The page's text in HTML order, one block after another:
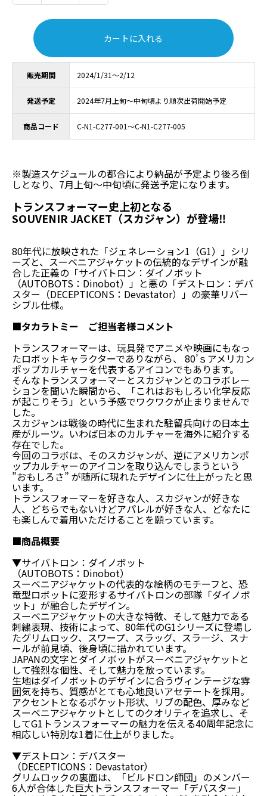
販売期間 2024/1/31～2/12
発送予定 2024年7月上旬～中旬頃より順次出荷開始予定
商品コード C-N1-C277-001～C-N1-C277-005
カートに入れる
※製造スケジュールの都合により納品が予定より後ろ倒
しとなり、7月上旬～中旬頃に発送予定になります。
トランスフォーマー史上初となる
SOUVENIR JACKET（スカジャン）が登場‼
80年代に放映された「ジェネレーション1（G1）」シリ
ーズと、スーベニアジャケットの伝統的なデザインが融
合した正義の「サイバトロン：ダイノボット
（AUTOBOTS：Dinobot）」と悪の「デストロン：デバ
スター（DECEPTICONS：Devastator）」の豪華リバー
シブル仕様。
■タカラトミー ご担当者様コメント
トランスフォーマーは、玩具発でアニメや映画にもなっ
たロボットキャラクターでありながら、 80’ｓアメリカン
ポップカルチャーを代表するアイコンでもあります。
そんなトランスフォーマーとスカジャンとのコラボレー
ションを聞いた瞬間から、「これはおもしろい化学反応
が起こりそう」という予感でワクワクが止まりませんで
した。
スカジャンは戦後の時代に生まれた駐留兵向けの日本土
産がルーツ。いわば日本のカルチャーを海外に紹介する
存在でした。
今回のコラボは、そのスカジャンが、逆にアメリカンポ
ップカルチャーのアイコンを取り込んでしまうという
”おもしろさ” が随所に現れたデザインに仕上がったと思
います。
トランスフォーマーを好きな人、スカジャンが好きな
人、どちらでもないけどアパレルが好きな人、どなたに
も楽しんで着用いただけることを願っています。
■商品概要
▼サイバトロン：ダイノボット
（AUTOBOTS：Dinobot）
スーベニアジャケットの代表的な絵柄のモチーフと、恐
竜型ロボットに変形するサイバトロンの部隊「ダイノボ
ット」が融合したデザイン。
スーベニアジャケットの大きな特徴、そして魅力である
刺繍表現、技術によって、80年代のG1シリーズに登場し
たグリムロック、スワープ、スラッグ、スラ―ジ、スナ
ールが前見頃、後身頃に描かれています。
JAPANの文字とダイノボットがスーベニアジャケットと
して強烈な個性、そして魅力を放っています。
生地はダイノボットのデザインに合うヴィンテージな雰
囲気を持ち、質感がとても心地良いアセテートを採用。
アクセントとなるポケット形状、リブの配色、厚みなど
スーベニアジャケットとしてのクオリティを追求し、そ
してG1トランスフォーマーの魅力を伝える40周年記念に
相応しい特別な1着に仕上がりました。
▼デストロン：デバスター
（DECEPTICONS：Devastator）
グリムロックの裏面は、「ビルドロン師団」のメンバー
6人が合体した巨大トランスフォーマー「デバスター」